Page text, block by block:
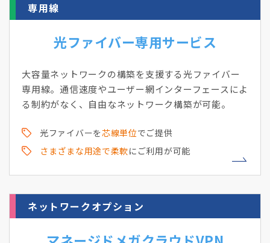
専用線
光ファイバー専用サービス
大容量ネットワークの構築を支援する光ファイバー
専用線。通信速度やユーザー網インターフェースによ
る制約がなく、自由なネットワーク構築が可能。
光ファイバーを芯線単位でご提供
さまざまな用途で柔軟にご利用が可能
ネットワークオプション